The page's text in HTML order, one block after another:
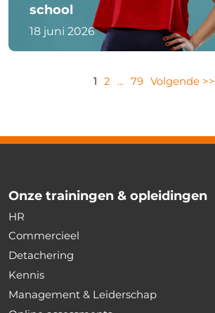
school
18 juni 2026
1 2 ... 79 Volgende >>
Onze trainingen & opleidingen
HR
Commercieel
Detachering
Kennis
Management & Leiderschap